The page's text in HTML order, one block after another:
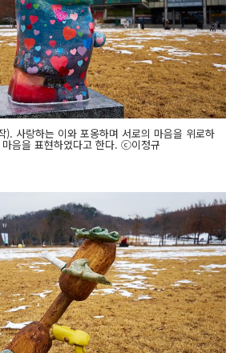
사랑하는 이와 포옹하며 서로의 마음을 위로하
음을 표현하였다고 한다. ⓒ이정규